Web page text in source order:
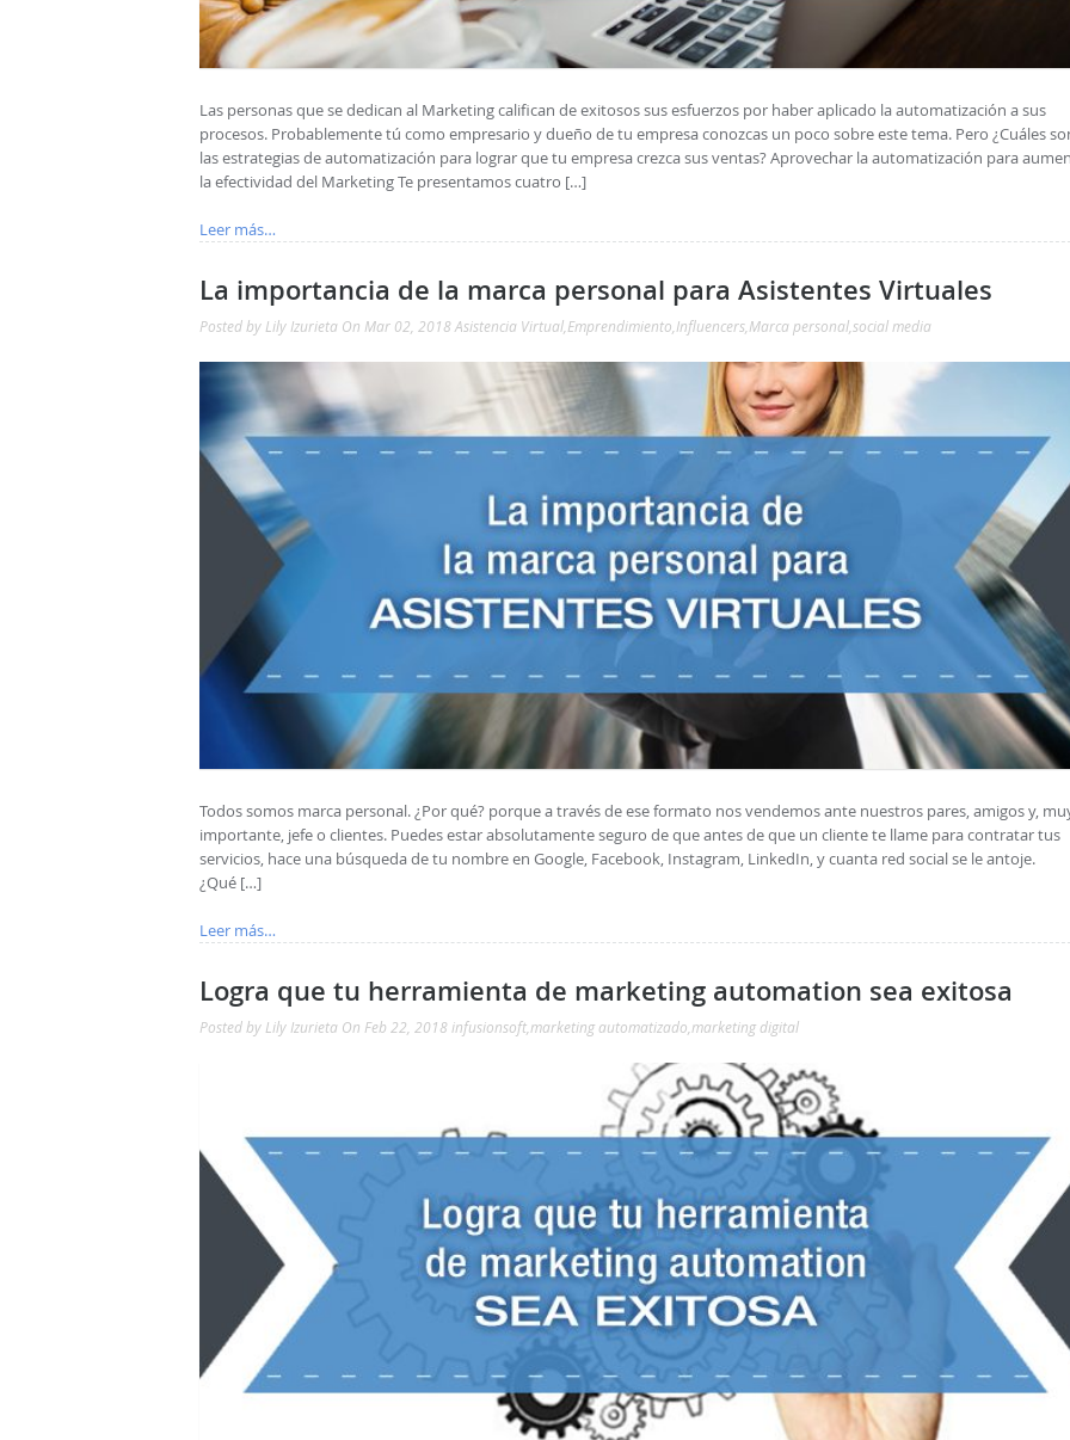
Las personas que se dedican al Marketing califican de exitosos sus esfuerzos por haber aplicado la automatización a sus
procesos. Probablemente tú como empresario y dueño de tu empresa conozcas un poco sobre este tema. Pero ¿Cuáles
las estrategias de automatización para lograr que tu empresa crezca sus ventas? Aprovechar la automatización para
la efectividad del Marketing Te presentamos cuatro […]
Leer más…
La importancia de la marca personal para Asistentes Virtuales
Posted by Lily Izurieta On Mar 02, 2018 Asistencia Virtual Emprendimiento Influencers Marca personal social media
Todos somos marca personal. ¿Por qué? porque a través de ese formato nos vendemos ante nuestros pares, amigos y,
importante, jefe o clientes. Puedes estar absolutamente seguro de que antes de que un cliente te llame para contratar tus
servicios, hace una búsqueda de tu nombre en Google, Facebook, Instagram, LinkedIn, y cuanta red social se le antoje.
¿Qué […]
Leer más…
Logra que tu herramienta de marketing automation sea exitosa
Posted by Lily Izurieta On Feb 22, 2018 infusionsoft marketing automatizado marketing digital